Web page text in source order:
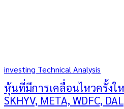
investing Technical Analysis
หุ้นที่มีการเคลื่อนไหวครั้งใ
SKHYV, META, WDFC,